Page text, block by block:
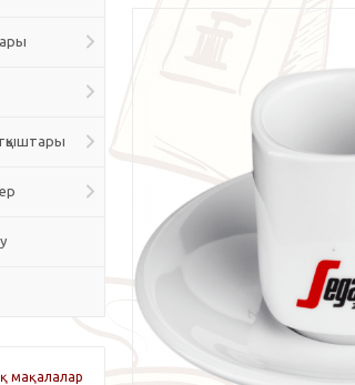
мақалалар